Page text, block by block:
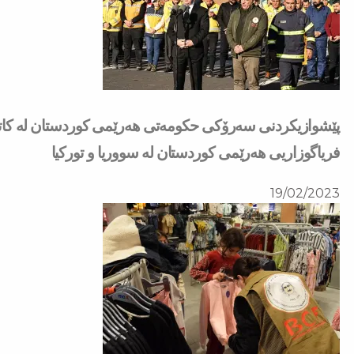
پێشوازیكردنی سەرۆکی حکومەتی هەرێمی کوردستان لە
فریاگوزاریی هەرێمی کوردستان لە سووریا و توركیا
19/02/2023